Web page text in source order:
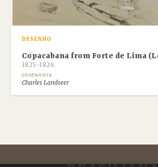
DESENHO
Copacabana from Forte de Lima
1825-1826
DESENHISTA
Charles Landseer